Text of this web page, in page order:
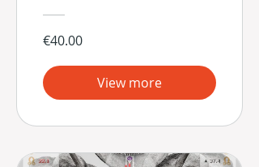
€40.00
View more